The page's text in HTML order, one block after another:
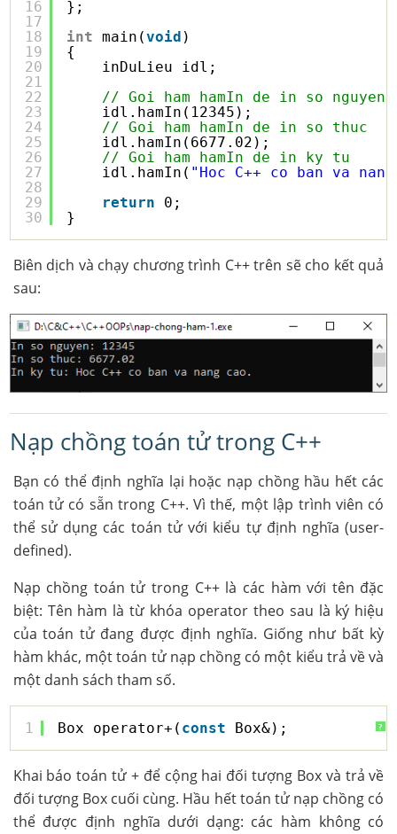
16
17
18
19
20
21
22
23
24
25
26
27
28
29
30
};
int
main(void )
{
inDuLieu idl;
// Goi ham hamIn de in so nguyen
idl.hamIn(12345);
// Goi ham hamIn de in so thuc
idl.hamIn(6677.02);
// Goi ham hamIn de in ky tu
idl.hamIn( "Hoc C++ co ban va
return
0;
}
Biên dịch và chạy chương trình C++ trên sẽ cho kết quả
sau:
Nạp chồng toán tử trong C++
Bạn có thể định nghĩa lại hoặc nạp chồng hầu hết các
toán tử có sẵn trong C++. Vì thế, một lập trình viên có
thể sử dụng các toán tử với kiểu tự định nghĩa (user-
defined).
Nạp chồng toán tử trong C++ là các hàm với tên đặc
biệt: Tên hàm là từ khóa operator theo sau là ký hiệu
của toán tử đang được định nghĩa. Giống như bất kỳ
hàm khác, một toán tử nạp chồng có một kiểu trả về và
một danh sách tham số.
?
1 Box operator+( const Box&);
Khai báo toán tử + để cộng hai đối tượng Box và trả về
đối tượng Box cuối cùng. Hầu hết toán tử nạp chồng có
thể được định nghĩa dưới dạng: các hàm không có